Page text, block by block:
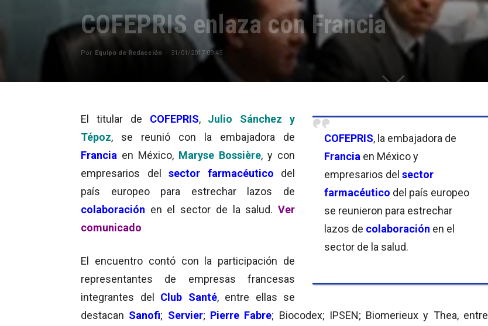
COFEPRIS enlaza con Francia
Por Equipo de Redacción - 31/01/2017 09:45
COFEPRIS, la embajadora de
Francia en México y
empresarios del sector
farmacéutico del país europeo
se reunieron para estrechar
lazos de colaboración en el
sector de la salud.
El titular de COFEPRIS, Julio Sánchez y
Tépoz, se reunió con la embajadora de
Francia en México, Maryse Bossière, y con
empresarios del sector farmacéutico del
país europeo para estrechar lazos de
colaboración en el sector de la salud. Ver
comunicado
El encuentro contó con la participación de
representantes de empresas francesas
integrantes del Club Santé, entre ellas se
destacan Sanofi; Servier; Pierre Fabre; Biocodex; IPSEN; Biomerieux y Thea, entre